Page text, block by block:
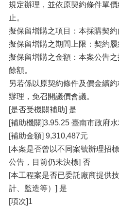
規定辦理，並依原契約條件單
止。
擬保留增購之項目：本採購契約
擬保留增購之期間上限：契約履
擬保留增購之金額：本案公告
餘額。
另若係以原契約條件及價金續
辦理，免召開議價會議。
[是否受機關補助] 是
[補助機關]3.95.25 臺南市政府
[補助金額] 9,310,487元
[本案是否曾以不同案號辦理招
公告，目前仍未決標] 否
[本工程案是否已委託廠商提供
計、監造等）] 是
[項次]1